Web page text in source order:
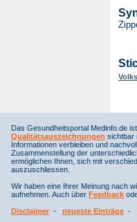
Das Gesundheitsportal Medinfo.de
Qualitätsauszeichnungen sichtbar
Informationen verbleiben und
Zusammenstellung der
ermöglichen Ihnen, sich mit
auszuschliessen.
Wir haben eine Ihrer Meinung nach
aufnehmen. Auch über Feedback
Disclaimer - neueste Einträge -